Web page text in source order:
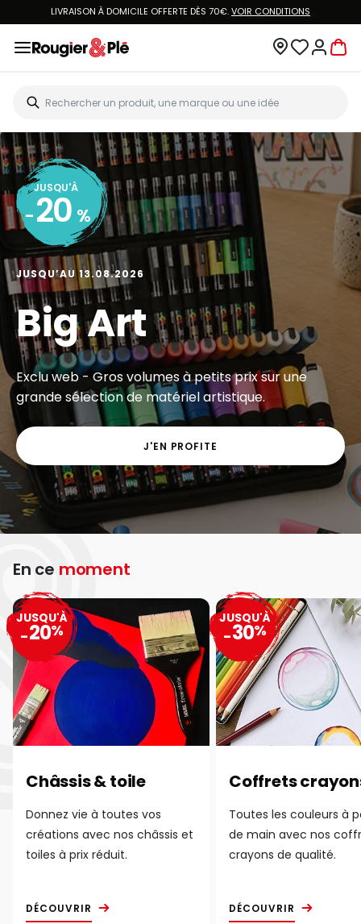
LIVRAISON À DOMICILE OFFERTE DÈS 70€.VOIR CONDITIONS
JUSQU'À
- 20 %
JUSQU’AU 13.08.2026
Big Art
Exclu web - Gros volumes à petits prix sur une
grande sélection de matériel artistique.
J'EN PROFITE
En ce moment
Châssis & toile
Donnez vie à toutes vos
créations avec nos châssis et
toiles à prix réduit.
DÉCOUVRIR
JUSQU'À
-20%
Coffrets
Toutes les couleurs à
de main avec nos
crayons de qualité.
DÉCOUVRIR
JUSQU'À
-30%